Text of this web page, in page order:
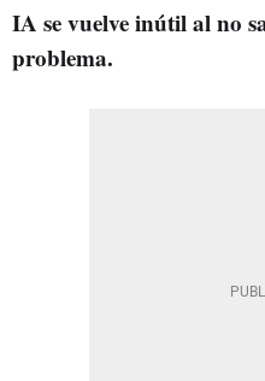
IA se vuelve inútil al no
problema.